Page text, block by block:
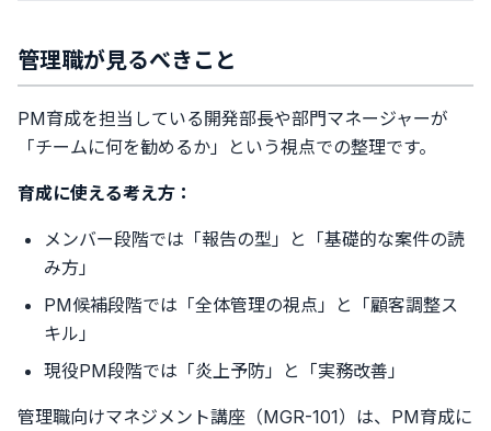
管理職が見るべきこと
PM育成を担当している開発部長や部門マネージャーが
「チームに何を勧めるか」という視点での整理です。
育成に使える考え方：
メンバー段階では「報告の型」と「基礎的な案件の読
み方」
PM候補段階では「全体管理の視点」と「顧客調整ス
キル」
現役PM段階では「炎上予防」と「実務改善」
管理職向けマネジメント講座（MGR-101）は、PM育成に